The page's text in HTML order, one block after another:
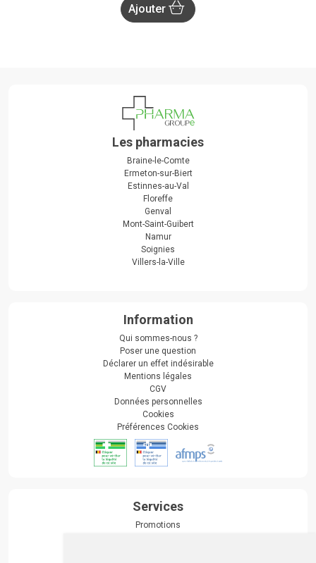
Ajouter
Les pharmacies
Braine-le-Comte
Ermeton-sur-Biert
Estinnes-au-Val
Floreffe
Genval
Mont-Saint-Guibert
Namur
Soignies
Villers-la-Ville
Information
Qui sommes-nous ?
Poser une question
Déclarer un effet indésirable
Mentions légales
CGV
Données personnelles
Cookies
Préférences Cookies
Services
Promotions